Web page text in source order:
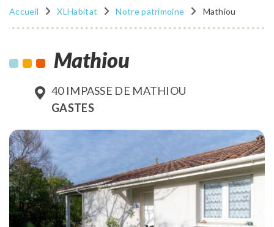
Accueil XLHabitat Notre patrimoine Mathiou
Mathiou
40 IMPASSE DE MATHIOU
GASTES